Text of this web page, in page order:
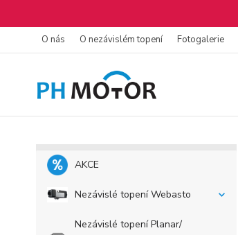
O nás O nezávislém topení Fotogalerie
AKCE
Nezávislé topení Webasto
Nezávislé topení Planar/